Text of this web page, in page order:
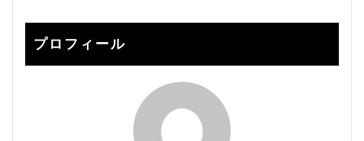
プロフィール